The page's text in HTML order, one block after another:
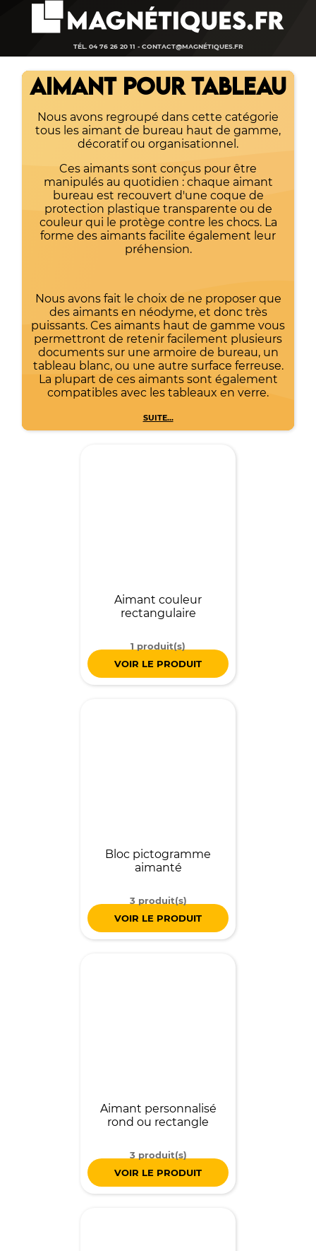
TÉL. 04 76 26 20 11 - CONTACT@MAGNÉTIQUES.FR
AIMANT POUR TABLEAU
Nous avons regroupé dans cette catégorie
tous les aimant de bureau haut de gamme,
décoratif ou organisationnel.
Ces aimants sont conçus pour être
manipulés au quotidien : chaque aimant
bureau est recouvert d'une coque de
protection plastique transparente ou de
couleur qui le protège contre les chocs. La
forme des aimants facilite également leur
préhension.
Nous avons fait le choix de ne proposer que
des aimants en néodyme, et donc très
puissants. Ces aimants haut de gamme vous
permettront de retenir facilement plusieurs
documents sur une armoire de bureau, un
tableau blanc, ou une autre surface ferreuse.
La plupart de ces aimants sont également
compatibles avec les tableaux en verre.
SUITE...
Aimant couleur
rectangulaire
1 produit(s)
VOIR LE PRODUIT
Bloc pictogramme
aimanté
3 produit(s)
VOIR LE PRODUIT
Aimant personnalisé
rond ou rectangle
3 produit(s)
VOIR LE PRODUIT